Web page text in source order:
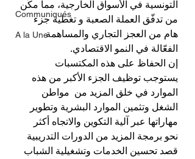
Communiqués
A la Une
التونسية في الأسواق الخارجية، مما مكّن
من تدفّق العملة الصعبة و تغطية جزء
هام من العجز التجاري والمساهمة
الفعّالة في النمو الاقتصادي.
إن الحفاظ على هذه المكتسبات
يستوجب توظيف الجزء الأكبر من هذه
الموارد في خلق المزيد من  مواطن
الشغل وتثمين الموارد البشرية وتطوير
مهاراتها عبر آلية التكوين والاتجاه أكثر
نحو برمجة المزيد من الدورات التدريبية
قصد تحسين الخدمات وتشغيلية الشباب